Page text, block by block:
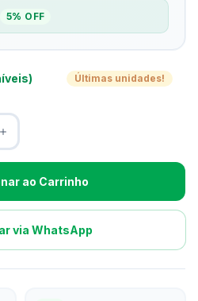
5% OFF
Últimas unidades!
ao Carrinho
via WhatsApp